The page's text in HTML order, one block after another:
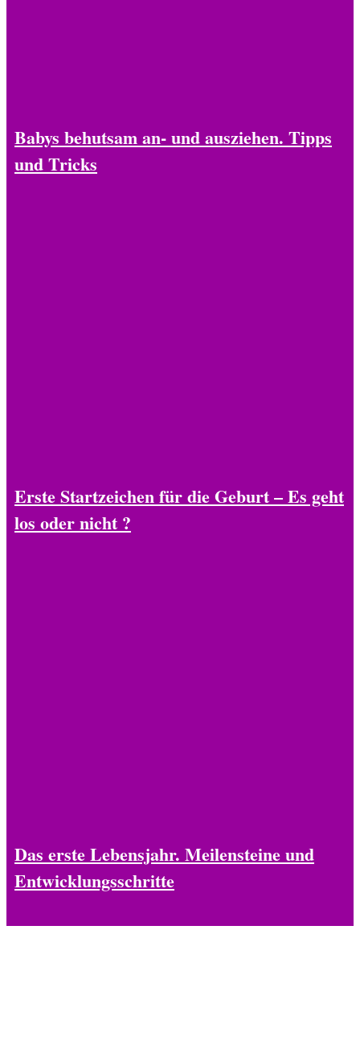
Babys behutsam an- und ausziehen. Tipps
und Tricks
Erste Startzeichen für die Geburt – Es geht
los oder nicht ?
Das erste Lebensjahr. Meilensteine und
Entwicklungsschritte